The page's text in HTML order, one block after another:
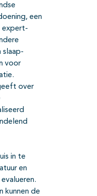
een
expert-
slaap-
voor
over
in te
en
kunnen de